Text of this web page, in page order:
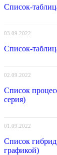
Список-
03.09.2022
Список-
02.09.2022
Список
серия)
01.09.2022
Список
графикой)